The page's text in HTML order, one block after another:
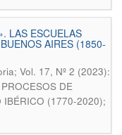
LAS ESCUELAS
AIRES (1850-
Vol. 17, Nº 2 (2023):
DE
IBÉRICO (1770-2020);